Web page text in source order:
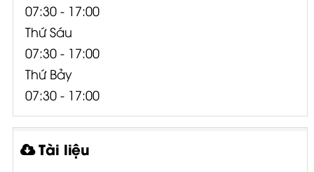
07:30 - 17:00
Thứ Sáu
07:30 - 17:00
Thứ Bảy
07:30 - 17:00
Tài liệu